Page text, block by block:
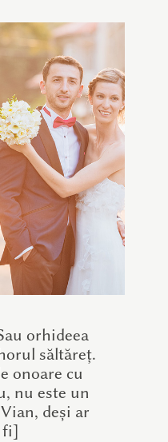
orhideea
săltăreț.
onoare cu
nu este un
deși ar
fi]